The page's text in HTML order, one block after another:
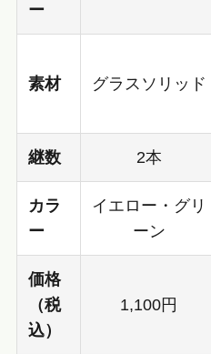
ー
素材 グラスソリッド
継数 2本
カラ
ー
イエロー・グリ
ーン
価格
（税
込）
1,100円